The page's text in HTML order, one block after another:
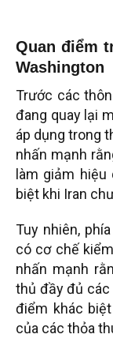
Quan điểm
Washington
Trước các
đang quay lại
áp dụng trong
nhấn mạnh
làm giảm
biệt khi Iran
Tuy nhiên,
có cơ chế
nhấn mạnh
thủ đầy đủ các
điểm khác
của các thỏa